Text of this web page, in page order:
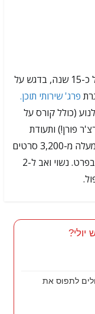
כתב תוכן, עורך ומנהל אתרים עם ניסיון של כ-15 שנה, בדגש על
פרג' שירותי תוכן.
(כולל קורס על
פורן!) ותעודת
עיתונאות. חובב הדוק של קולנוע בכלל (למעלה מ-3,200 סרטים
שראיתי בעשורים האחרונים) וסרטי אימה בפרט. נשוי ואב ל-2
לתפוס את